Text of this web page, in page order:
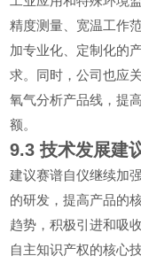
精度测量、宽温工作
加专业化、定制化的
求。同时，公司也应
氧气分析产品线，提
额。
9.3技术发展建
建议赛谱自仪继续加
的研发，提高产品的
趋势，积极引进和吸
自主知识产权的核心